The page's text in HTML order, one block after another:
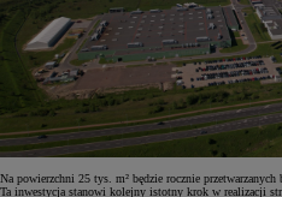
Na powierzchni 25 tys. m² będzie rocznie
Ta inwestycja stanowi kolejny istotny krok w realizacji